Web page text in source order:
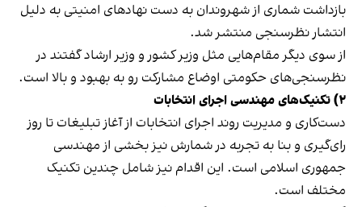
بازداشت شماری از شهروندان به دست نهادهای امنیتی به دلیل
انتشار نظرسنجی منتشر شد.
از سوی دیگر مقام‌هایی مثل وزیر کشور و وزیر ارشاد گفتند در
نظرسنجی‌های حکومتی اوضاع مشارکت رو به بهبود و بالا است.
۲) تکنیک‌های مهندسی اجرای انتخابات
دست‌کاری و مدیریت روند اجرای انتخابات از آغاز تبلیغات تا روز
رای‌گیری و بنا به تجربه در شمارش نیز بخشی از مهندسی
جمهوری اسلامی است. این اقدام نیز شامل چندین تکنیک
مختلف است.